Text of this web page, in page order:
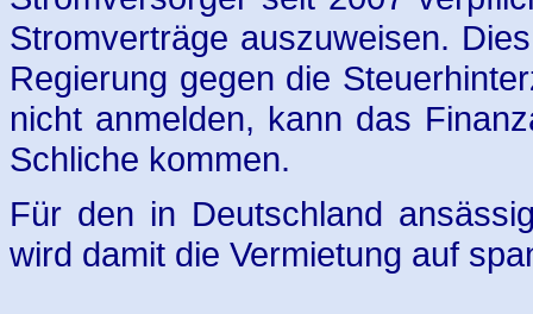
Stromverträge auszuweisen.
Regierung gegen die
nicht anmelden, kann das
Schliche kommen.
Für den in Deutschland
wird damit die Vermietung auf